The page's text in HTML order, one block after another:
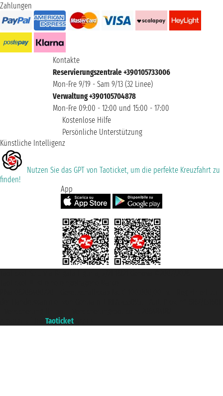
Zahlungen
Kontakte
Reservierungszentrale +390105733006
Mon-Fre 9/19 - Sam 9/13 (32 Linee)
Verwaltung +390105704878
Mon-Fre 09:00 - 12:00 und 15:00 - 17:00
Kostenlose Hilfe
Persönliche Unterstützung
Künstliche Intelligenz
Nutzen Sie das GPT von Taoticket, um die perfekte Kreuzfahrt zu
finden!
App
Taoticket